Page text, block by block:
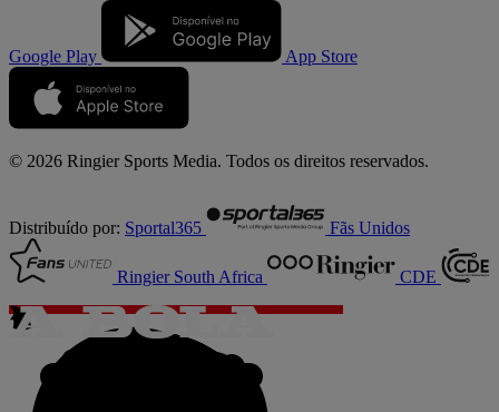
Google Play App Store
© 2026 Ringier Sports Media. Todos os direitos reservados.
Distribuído por: Sportal365 Fãs Unidos
Ringier South Africa CDE